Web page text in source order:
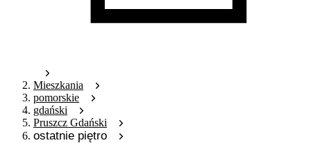
Mieszkania
pomorskie
gdański
Pruszcz Gdański
ostatnie piętro